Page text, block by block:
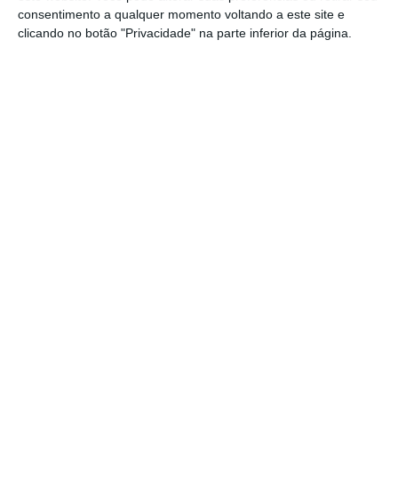
consentimento a qualquer momento voltando a este site e
clicando no botão "Privacidade" na parte inferior da página.